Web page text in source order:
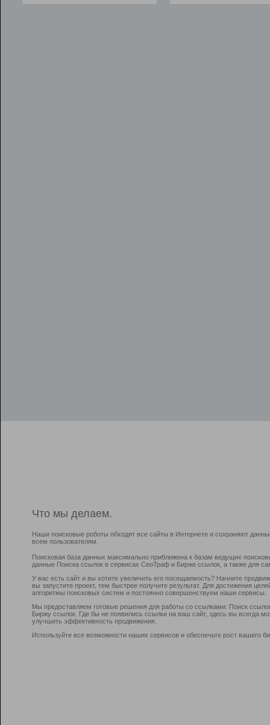
Что мы делаем.
Наши поисковые роботы обходят все сайты в Интернете и сохраняют
всем пользователям.
Поисковая база данных максимально приближена к базам ведущих
данные Поиска ссылок в сервисах СеоТраф и Бирже ссылок, а также для
У вас есть сайт и вы хотите увеличить его посещаемость? Начните
вы запустите проект, тем быстрее получите результат. Для достижения
алгоритмы поисковых систем и постоянно совершенствуем наши сервисы.
Мы предоставляем готовые решения для работы со ссылками: Поиск
Биржу ссылок. Где бы не появились ссылки на ваш сайт, здесь вы всегда
улучшить эффективность продвижения.
Используйте все возможности наших сервисов и обеспечьте рост вашего